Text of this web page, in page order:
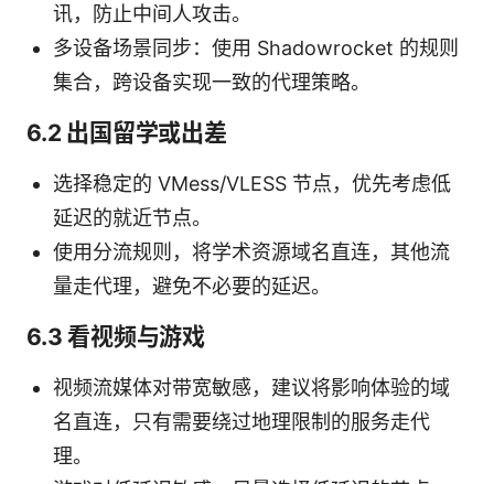
讯，防止中间人攻击。
多设备场景同步：使用 Shadowrocket 的规则
集合，跨设备实现一致的代理策略。
6.2 出国留学或出差
选择稳定的 VMess/VLESS 节点，优先考虑低
延迟的就近节点。
使用分流规则，将学术资源域名直连，其他流
量走代理，避免不必要的延迟。
6.3 看视频与游戏
视频流媒体对带宽敏感，建议将影响体验的域
名直连，只有需要绕过地理限制的服务走代
理。